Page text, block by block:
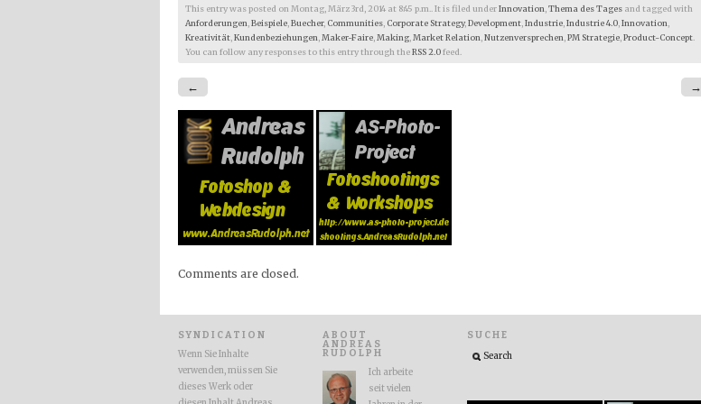
This entry was posted on Montag, März 3rd, 2014 at 8:45 p.m.. It is filed underInnovation,Thema des Tages and tagged with
Anforderungen,Beispiele,Buecher, Communities, Corporate Strategy,Development,Industrie,Industrie 4.0,Innovation,
Kreativität,Kundenbeziehungen,Maker-Faire,Making,Market Relation,Nutzenversprechen,PM Strategie,Product-Concept.
You can follow any responses to this entry through theRSS 2.0feed.
← →
Comments are closed.
SYNDICATION
Wenn Sie Inhalte
verwenden, müssen Sie
dieses Werk oder
ABOUT
ANDREAS
RUDOLPH
Ich arbeite
seit vielen
SUCHE